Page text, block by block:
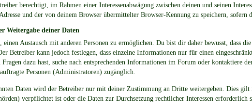
berechtigt, im Rahmen einer Interessenabwägung zwischen deinen und seinen
und der von deinem Browser übermittelter Browser-Kennung zu speichern,
Weitergabe deiner Daten
einen Austausch mit anderen Personen zu ermöglichen. Du bist dir daher bewusst,
Betreiber kann jedoch festlegen, dass einzelne Informationen nur für einen
dazu hast, suche nach entsprechenden Informationen im Forum oder kontaktiere
Personen (Administratoren) zugänglich.
Daten wird der Betreiber nur mit deiner Zustimmung an Dritte weitergeben. Dies
verpflichtet ist oder die Daten zur Durchsetzung rechtlicher Interessen erforderlich